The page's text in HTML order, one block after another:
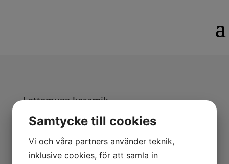
Lattemugg keramik
Keramik
Keramik lattemugg. Liten: H: 12 cm. 145:- (större
utgått).
Samtycke till cookies
Vi och våra partners använder teknik,
inklusive cookies, för att samla in